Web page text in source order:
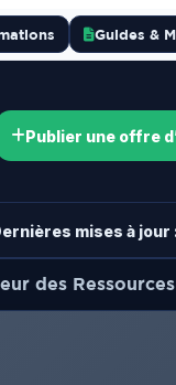
Guides &
Publier une offre
mises à jour
des